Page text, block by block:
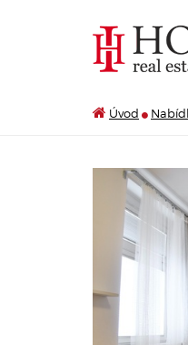
Úvod